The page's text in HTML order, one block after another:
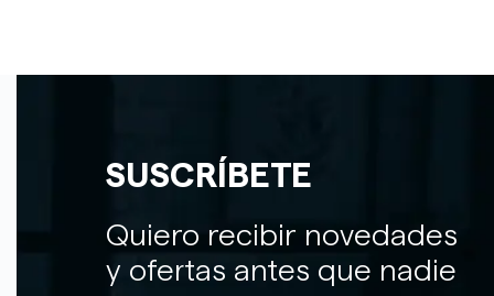
SUSCRÍBETE
Quiero recibir novedades
y ofertas antes que nadie